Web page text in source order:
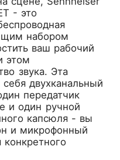
- это
набором
ваш рабочий
этом
звука. Эта
двухканальный
передатчик
и один ручной
капсюля - вы
и микрофонный